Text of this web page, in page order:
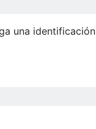
una identificación